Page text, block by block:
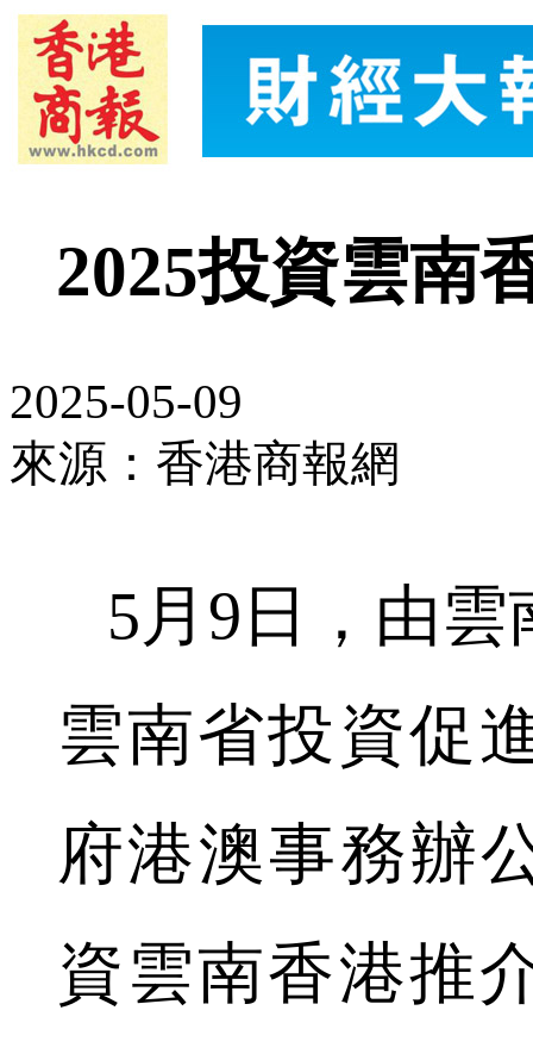
2025投資雲南
2025-05-09
來源：香港商報網
5月9日，由雲
雲南省投資促
府港澳事務辦
資雲南香港推